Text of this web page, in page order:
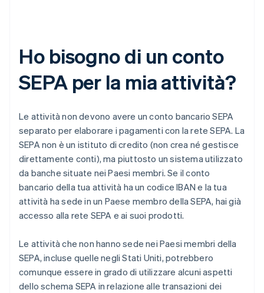
Ho bisogno di un conto
SEPA per la mia attività?
Le attività non devono avere un conto bancario SEPA
separato per elaborare i pagamenti con la rete SEPA. La
SEPA non è un istituto di credito (non crea né gestisce
direttamente conti), ma piuttosto un sistema utilizzato
da banche situate nei Paesi membri. Se il conto
bancario della tua attività ha un codice IBAN e la tua
attività ha sede in un Paese membro della SEPA, hai già
accesso alla rete SEPA e ai suoi prodotti.
Le attività che non hanno sede nei Paesi membri della
SEPA, incluse quelle negli Stati Uniti, potrebbero
comunque essere in grado di utilizzare alcuni aspetti
dello schema SEPA in relazione alle transazioni dei